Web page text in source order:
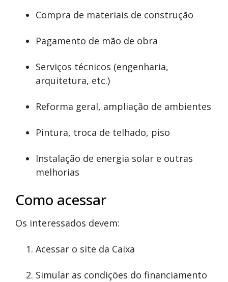
Compra de materiais de construção
Pagamento de mão de obra
Serviços técnicos (engenharia,
arquitetura, etc.)
Reforma geral, ampliação de ambientes
Pintura, troca de telhado, piso
Instalação de energia solar e outras
melhorias
Como acessar
Os interessados devem:
Acessar o site da Caixa
Simular as condições do financiamento